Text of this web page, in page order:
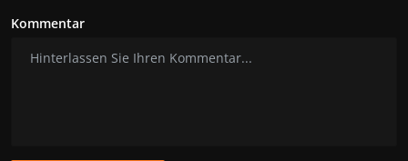
Kommentar